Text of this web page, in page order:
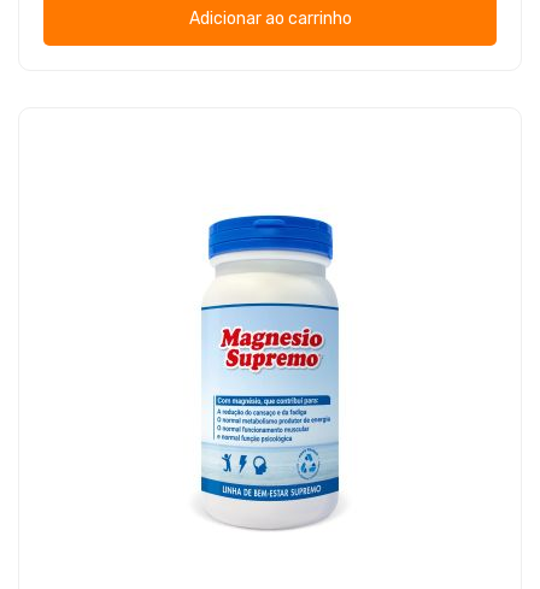
Adicionar ao carrinho